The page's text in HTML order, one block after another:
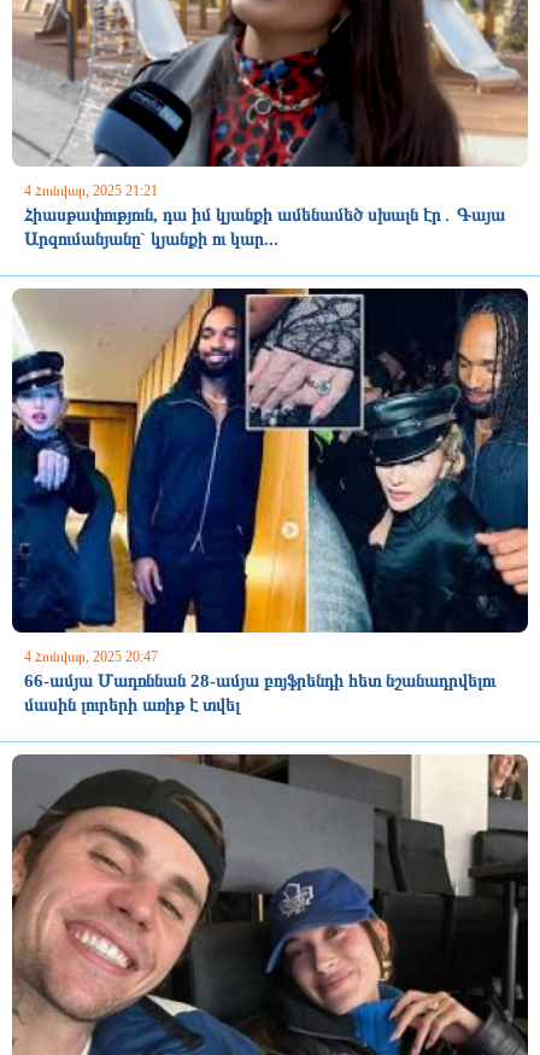
4 Հունվար, 2025 21:21
Հիասթափություն, դա իմ կյանքի ամենամեծ սխալն էր․ Գայա
Արզումանյանը` կյանքի ու կար...
4 Հունվար, 2025 20:47
66-ամյա Մադոննան 28-ամյա բոյֆրենդի հետ նշանադրվելու
մասին լուրերի առիթ է տվել